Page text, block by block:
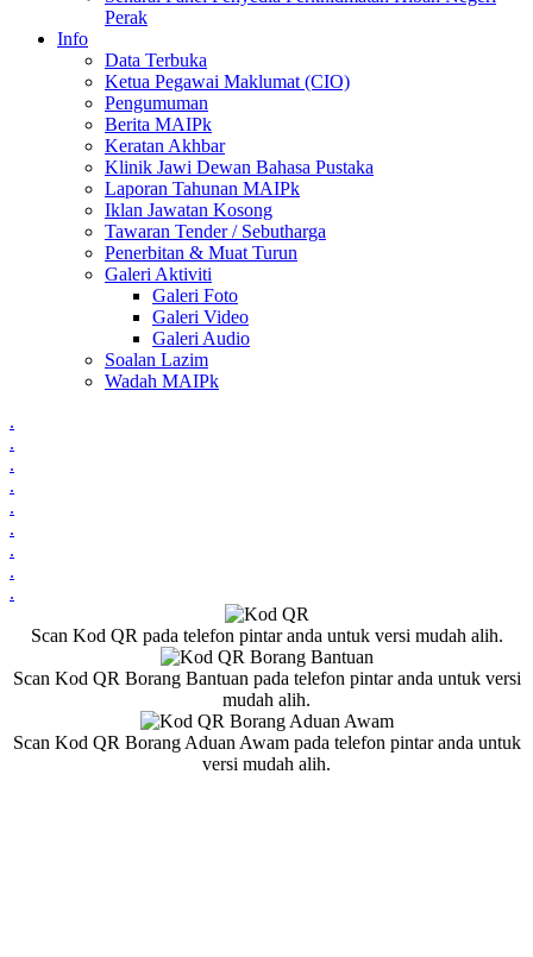
Perak
Info
Data Terbuka
Ketua Pegawai Maklumat (CIO)
Pengumuman
Berita MAIPk
Keratan Akhbar
Klinik Jawi Dewan Bahasa Pustaka
Laporan Tahunan MAIPk
Iklan Jawatan Kosong
Tawaran Tender / Sebutharga
Penerbitan & Muat Turun
Galeri Aktiviti
Galeri Foto
Galeri Video
Galeri Audio
Soalan Lazim
Wadah MAIPk
.
.
.
.
.
.
.
.
.
Scan Kod QR pada telefon pintar anda untuk versi mudah alih.
Scan Kod QR Borang Bantuan pada telefon pintar anda untuk versi
mudah alih.
Scan Kod QR Borang Aduan Awam pada telefon pintar anda untuk
versi mudah alih.